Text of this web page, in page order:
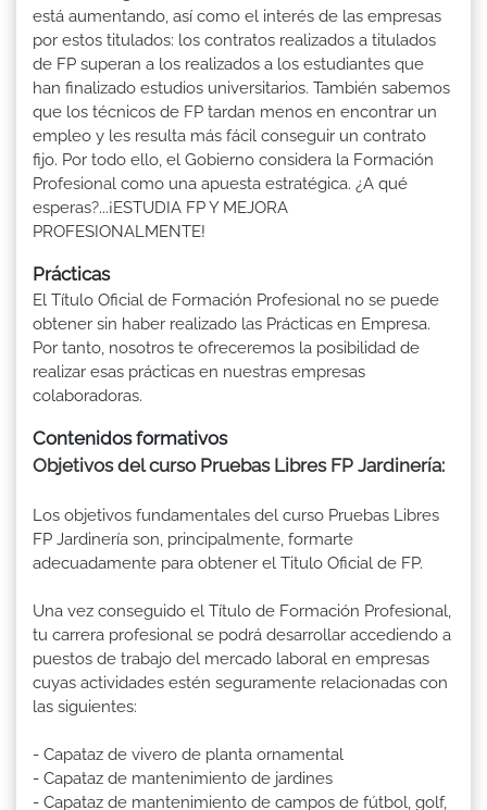
está aumentando, así como el interés de las empresas
por estos titulados: los contratos realizados a titulados
de FP superan a los realizados a los estudiantes que
han finalizado estudios universitarios. También sabemos
que los técnicos de FP tardan menos en encontrar un
empleo y les resulta más fácil conseguir un contrato
fijo. Por todo ello, el Gobierno considera la Formación
Profesional como una apuesta estratégica. ¿A qué
esperas?...¡ESTUDIA FP Y MEJORA
PROFESIONALMENTE!
Prácticas
El Título Oficial de Formación Profesional no se puede
obtener sin haber realizado las Prácticas en Empresa.
Por tanto, nosotros te ofreceremos la posibilidad de
realizar esas prácticas en nuestras empresas
colaboradoras.
Contenidos formativos
Objetivos del curso Pruebas Libres FP Jardinería:
Los objetivos fundamentales del curso Pruebas Libres
FP Jardinería son, principalmente, formarte
adecuadamente para obtener el Titulo Oficial de FP.
Una vez conseguido el Título de Formación Profesional,
tu carrera profesional se podrá desarrollar accediendo a
puestos de trabajo del mercado laboral en empresas
cuyas actividades estén seguramente relacionadas con
las siguientes:
- Capataz de vivero de planta ornamental
- Capataz de mantenimiento de jardines
- Capataz de mantenimiento de campos de fútbol, golf,